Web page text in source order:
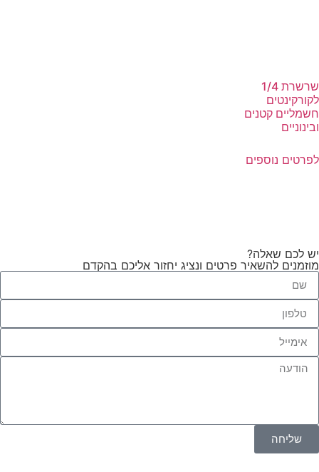
שרשרת 1/4
לקורקינטים
חשמליים קטנים
ובינוניים
לפרטים נוספים
יש לכם שאלה?
מוזמנים להשאיר פרטים ונציג יחזור אליכם בהקדם
שליחה